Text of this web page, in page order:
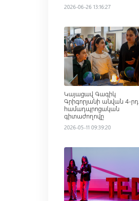
2026-06-26 13:16:27
Read more
Կայացավ Գագիկ
Գրիգորյանի անվան 4-րդ
համադպրոցական
գիտաժողովը
2026-05-11 09:39:20
Read more